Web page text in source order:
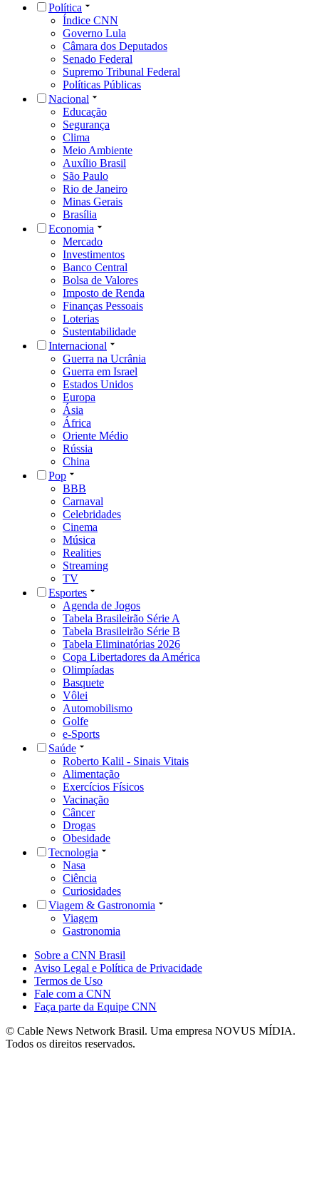
Política
Índice CNN
Governo Lula
Câmara dos Deputados
Senado Federal
Supremo Tribunal Federal
Políticas Públicas
Nacional
Educação
Segurança
Clima
Meio Ambiente
Auxílio Brasil
São Paulo
Rio de Janeiro
Minas Gerais
Brasília
Economia
Mercado
Investimentos
Banco Central
Bolsa de Valores
Imposto de Renda
Finanças Pessoais
Loterias
Sustentabilidade
Internacional
Guerra na Ucrânia
Guerra em Israel
Estados Unidos
Europa
Ásia
África
Oriente Médio
Rússia
China
Pop
BBB
Carnaval
Celebridades
Cinema
Música
Realities
Streaming
TV
Esportes
Agenda de Jogos
Tabela Brasileirão Série A
Tabela Brasileirão Série B
Tabela Eliminatórias 2026
Copa Libertadores da América
Olimpíadas
Basquete
Vôlei
Automobilismo
Golfe
e-Sports
Saúde
Roberto Kalil - Sinais Vitais
Alimentação
Exercícios Físicos
Vacinação
Câncer
Drogas
Obesidade
Tecnologia
Nasa
Ciência
Curiosidades
Viagem & Gastronomia
Viagem
Gastronomia
Sobre a CNN Brasil
Aviso Legal e Política de Privacidade
Termos de Uso
Fale com a CNN
Faça parte da Equipe CNN
© Cable News Network Brasil. Uma empresa NOVUS MÍDIA.
Todos os direitos reservados.